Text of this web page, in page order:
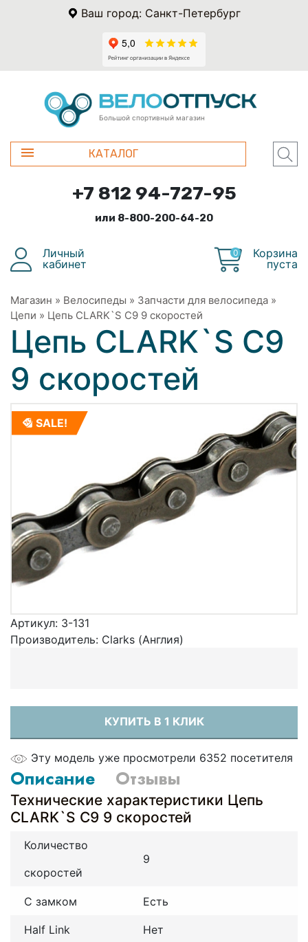
Ваш город: Санкт-Петербург
Большой спортивный магазин
КАТАЛОГ
+7 812 94-727-95
или 8-800-200-64-20
Личный
кабинет
0
Корзина
пуста
Магазин » Велосипеды » Запчасти для велосипеда »
Цепи » Цепь CLARK`S С9 9 скоростей
Цепь CLARK`S С9
9 скоростей
SALE!
Артикул: 3-131
Производитель: Clarks (Англия)
КУПИТЬ В 1 КЛИК
Эту модель уже просмотрели 6352 посетителя
Описание Отзывы
Технические характеристики Цепь
CLARK`S С9 9 скоростей
Количество
скоростей
9
С замком Есть
Half Link Нет